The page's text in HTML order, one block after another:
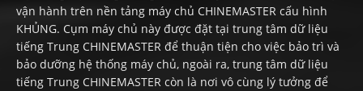
vận hành trên nền tảng máy chủ CHINEMASTER cấu hình
KHỦNG. Cụm máy chủ này được đặt tại trung tâm dữ liệu
tiếng Trung CHINEMASTER để thuận tiện cho việc bảo trì và
bảo dưỡng hệ thống máy chủ, ngoài ra, trung tâm dữ liệu
tiếng Trung CHINEMASTER còn là nơi vô cùng lý tưởng để